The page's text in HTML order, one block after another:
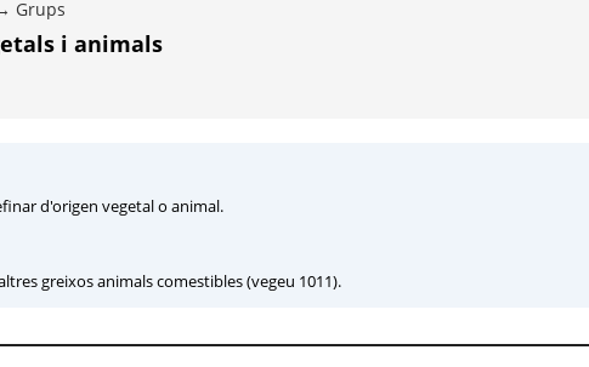
Grups
i animals
d'origen vegetal o animal.
greixos animals comestibles (vegeu 1011).